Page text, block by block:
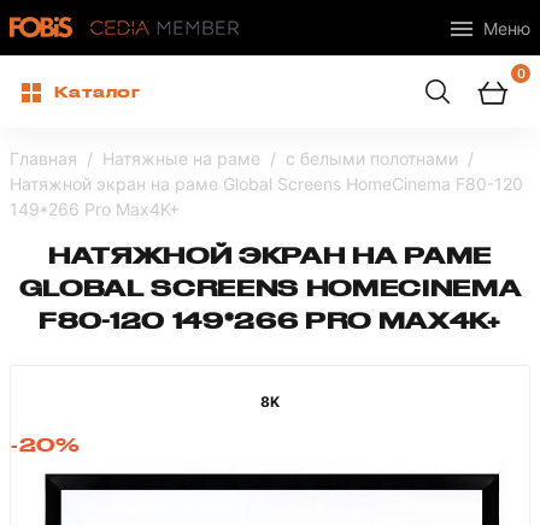
Меню
Каталог
0
Главная Натяжные на раме
с белыми полотнами
Натяжной экран на раме Global Screens HomeCinema F80-120
149*266 Pro Max4K+
НАТЯЖНОЙ ЭКРАН НА РАМЕ
GLOBAL SCREENS HOMECINEMA
F80-120 149*266 PRO MAX4K+
8K
-20%